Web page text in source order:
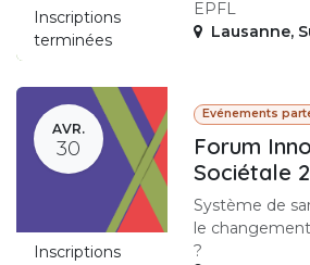
Inscriptions
terminées
EPFL
Lausanne,
AVR.
30
Inscriptions
Evénements
Forum
Sociétale
Système de
le
?